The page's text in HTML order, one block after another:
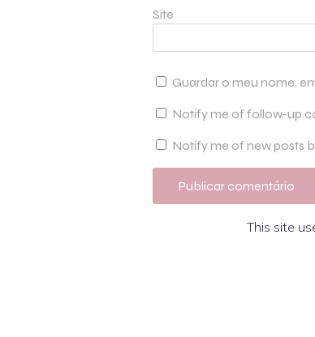
Site
Guardar o meu nome,
Notify me of follow-up
Notify me of new posts
This site